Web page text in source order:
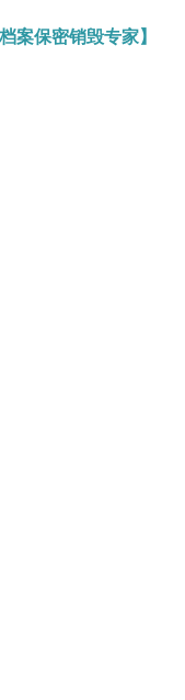
案保密销毁专家】